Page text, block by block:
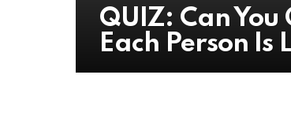
QUIZ: Can You
Each Person Is